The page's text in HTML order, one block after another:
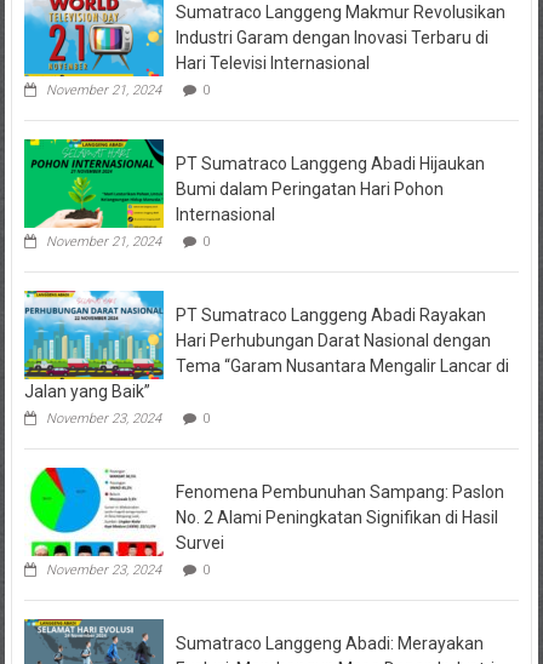
Korban
Desak
Penahanan
Sumatraco Langgeng Makmur Revolusikan
Industri Garam dengan Inovasi Terbaru di
Hari Televisi Internasional
November 21, 2024 0
PT Sumatraco Langgeng Abadi Hijaukan
Bumi dalam Peringatan Hari Pohon
Internasional
November 21, 2024 0
PT Sumatraco Langgeng Abadi Rayakan
Hari Perhubungan Darat Nasional dengan
Tema “Garam Nusantara Mengalir Lancar di
Jalan yang Baik”
November 23, 2024 0
Fenomena Pembunuhan Sampang: Paslon
No. 2 Alami Peningkatan Signifikan di Hasil
Survei
November 23, 2024 0
Sumatraco Langgeng Abadi: Merayakan